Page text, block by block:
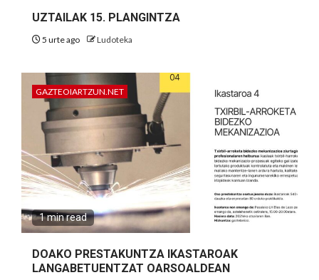
UZTAILAK 15. PLANGINTZA
5 urte ago Ludoteka
GAZTEOIARTZUN.NET
1 min read
DOAKO PRESTAKUNTZA IKASTAROAK
LANGABETUENTZAT OARSOALDEAN